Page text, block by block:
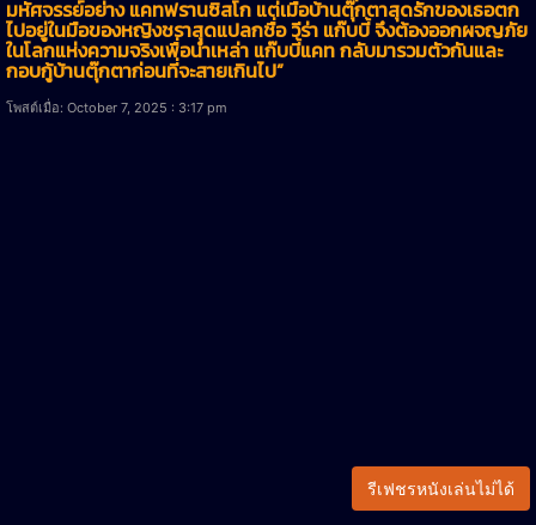
มหัศจรรย์อย่าง แคทฟรานซิสโก แต่เมื่อบ้านตุ๊กตาสุดรักของเธอตก
ไปอยู่ในมือของหญิงชราสุดแปลกชื่อ วีร่า แก๊บบี้ จึงต้องออกผจญภัย
ในโลกแห่งความจริงเพื่อนำเหล่า แก๊บบี้แคท กลับมารวมตัวกันและ
กอบกู้บ้านตุ๊กตาก่อนที่จะสายเกินไป”
โพสต์เมื่อ: October 7, 2025 : 3:17 pm
รีเฟชรหนังเล่นไม่ได้